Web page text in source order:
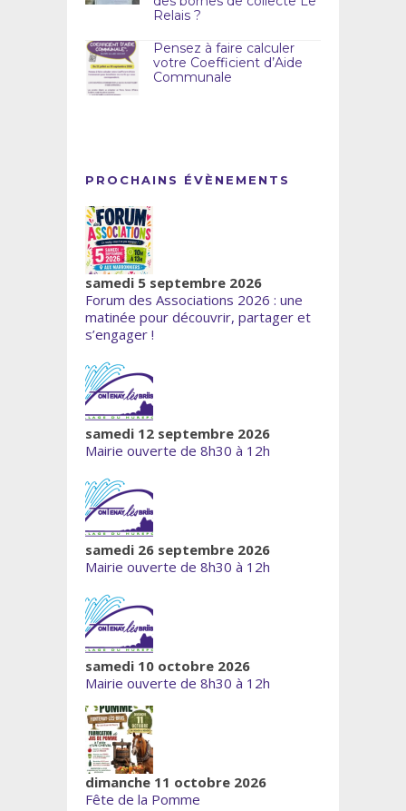
Relais ?
Pensez à faire calculer
votre Coefficient d’Aide
Communale
PROCHAINS ÉVÈNEMENTS
samedi 5 septembre 2026
Forum des Associations 2026 : une
matinée pour découvrir, partager et
s’engager !
samedi 12 septembre 2026
Mairie ouverte de 8h30 à 12h
samedi 26 septembre 2026
Mairie ouverte de 8h30 à 12h
samedi 10 octobre 2026
Mairie ouverte de 8h30 à 12h
dimanche 11 octobre 2026
Fête de la Pomme